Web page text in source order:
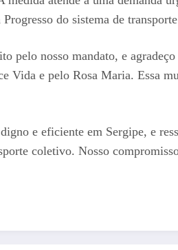
do sistema de
pelo nosso mandato, e
e pelo Rosa Maria. Essa
e eficiente em Sergipe, e
coletivo. Nosso